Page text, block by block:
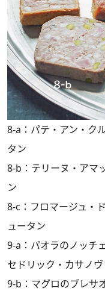
8-a：パテ・アン・ク
タン
8-b：テリーヌ・アマ
ン
8-c：フロマージュ・
ュータン
9-a：パオラのノッチ
セドリック・カサノヴ
9-b：マグロのブレサ